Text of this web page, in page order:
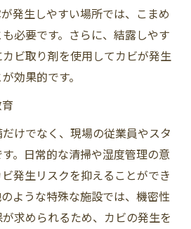
発生しやすい場所では、こまめ
必要です。さらに、結露しやす
ビ取り剤を使用してカビが発生
効果的です。
けでなく、現場の従業員やスタ
。日常的な清掃や湿度管理の意
発生リスクを抑えることができ
ような特殊な施設では、機密性
求められるため、カビの発生を